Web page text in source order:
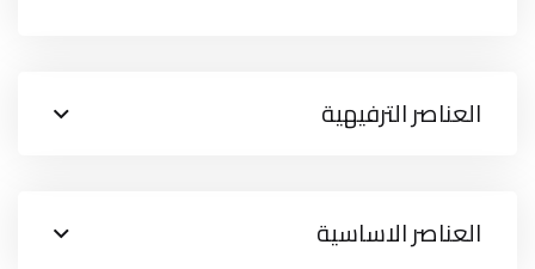
العناصر الترفيهية
العناصر الاساسية